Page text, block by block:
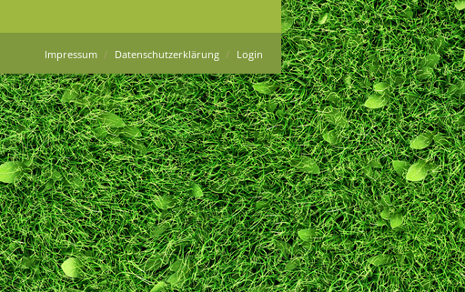
Impressum Datenschutzerklärung Login